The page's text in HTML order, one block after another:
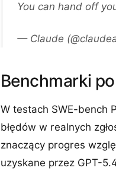
You can hand off
— Claude
Benchmarki
W testach SWE-bench
błędów w realnych
znaczący progres
uzyskane przez GPT-